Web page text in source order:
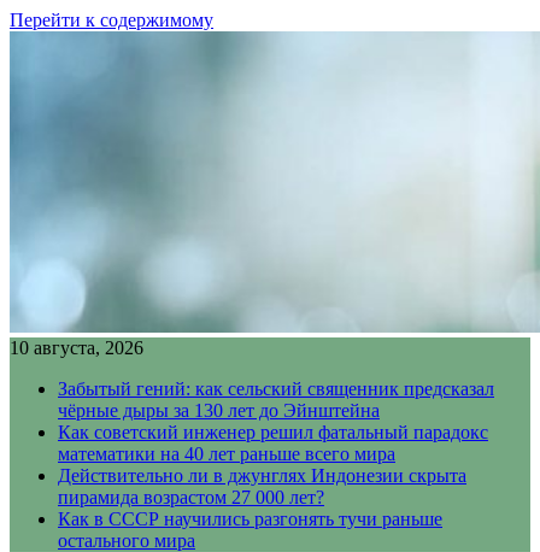
Перейти к содержимому
10 августа, 2026
Забытый гений: как сельский священник предсказал
чёрные дыры за 130 лет до Эйнштейна
Как советский инженер решил фатальный парадокс
математики на 40 лет раньше всего мира
Действительно ли в джунглях Индонезии скрыта
пирамида возрастом 27 000 лет?
Как в СССР научились разгонять тучи раньше
остального мира